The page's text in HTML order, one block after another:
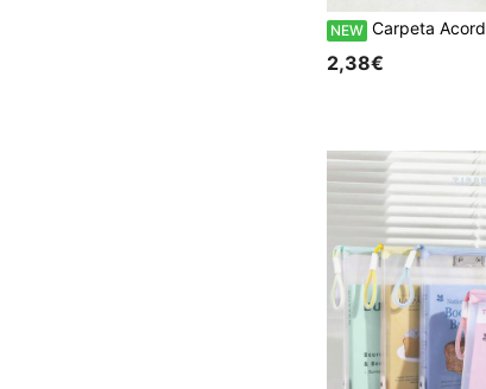
NEW Carpeta Acordeón A6, Bolsa Organizadora de Documentos Portátil Expandible de unicolor con Pestañas de Índice, Carpeta de Archivo
2,38€